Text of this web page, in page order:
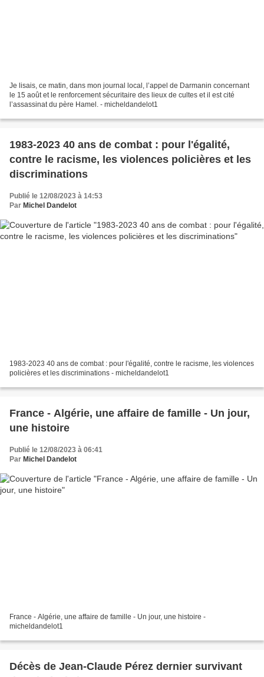
Je lisais, ce matin, dans mon journal local, l’appel de Darmanin concernant
le 15 août et le renforcement sécuritaire des lieux de cultes et il est cité
l’assassinat du père Hamel. - micheldandelot1
1983-2023 40 ans de combat : pour l'égalité,
contre le racisme, les violences policières et les
discriminations
Publié le 12/08/2023 à 14:53
Par Michel Dandelot
1983-2023 40 ans de combat : pour l'égalité, contre le racisme, les violences
policières et les discriminations - micheldandelot1
France - Algérie, une affaire de famille - Un jour,
une histoire
Publié le 12/08/2023 à 06:41
Par Michel Dandelot
France - Algérie, une affaire de famille - Un jour, une histoire -
micheldandelot1
Décès de Jean-Claude Pérez dernier survivant